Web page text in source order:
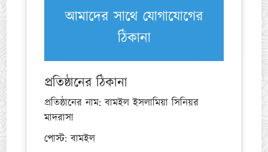
আমাদের সাথে যোগাযোগের
ঠিকানা
প্রতিষ্ঠানের ঠিকানা
প্রতিষ্ঠানের নাম: বামইল ইসলামিয়া সিনিয়র
মাদরাসা
পোস্ট: বামইল